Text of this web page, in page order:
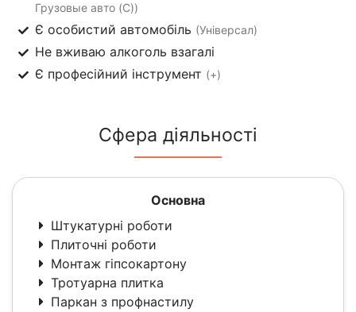
Грузовые авто (C))
Є особистий автомобіль (Універсал)
Не вживаю алкоголь взагалі
Є професійний інструмент (+)
Сфера діяльності
Основна
Штукатурні роботи
Плиточні роботи
Монтаж гіпсокартону
Тротуарна плитка
Паркан з профнастилу